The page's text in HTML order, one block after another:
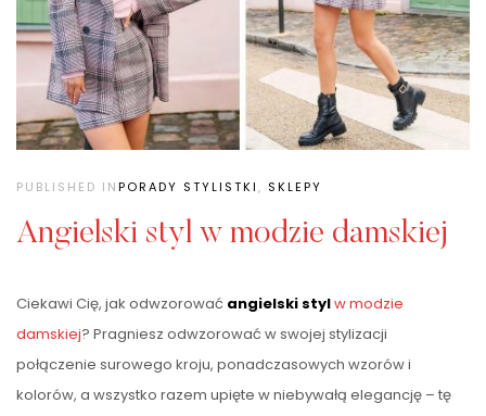
PUBLISHED INPORADY STYLISTKI, SKLEPY
Angielski styl w modzie damskiej
Ciekawi Cię, jak odwzorować angielski stylw modzie
damskiej? Pragniesz odwzorować w swojej stylizacji
połączenie surowego kroju, ponadczasowych wzorów i
kolorów, a wszystko razem upięte w niebywałą elegancję – tę